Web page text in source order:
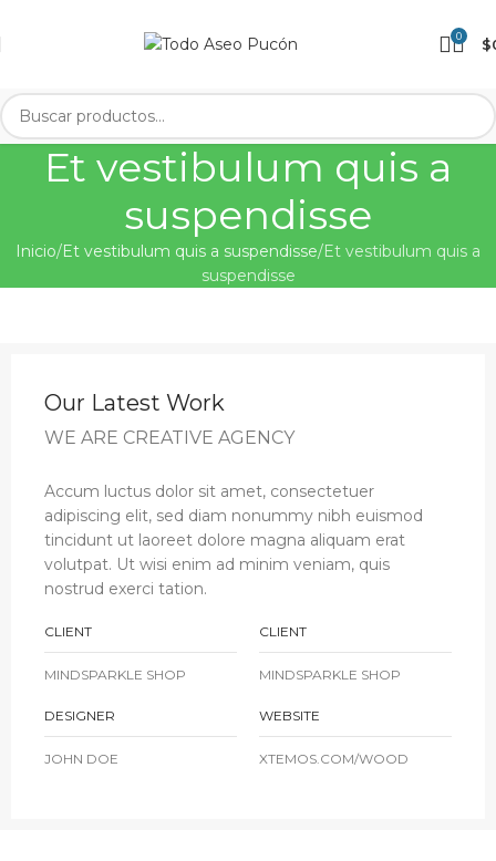
0 $
Et vestibulum quis a
suspendisse
Inicio Et vestibulum quis a suspendisse Et vestibulum quis a
suspendisse
Our Latest Work
WE ARE CREATIVE AGENCY
Accum luctus dolor sit amet, consectetuer
adipiscing elit, sed diam nonummy nibh euismod
tincidunt ut laoreet dolore magna aliquam erat
volutpat. Ut wisi enim ad minim veniam, quis
nostrud exerci tation.
CLIENT
MINDSPARKLE SHOP
CLIENT
MINDSPARKLE SHOP
DESIGNER
JOHN DOE
WEBSITE
XTEMOS.COM/WOOD